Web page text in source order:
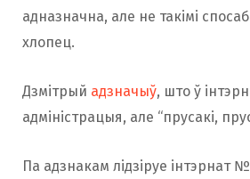
адназначна, але не такімі
хлопец.
Дзмітрый адзначыў, што ў
адміністрацыя, але “прусакі,
Па адзнакам лідзіруе інтэрнат